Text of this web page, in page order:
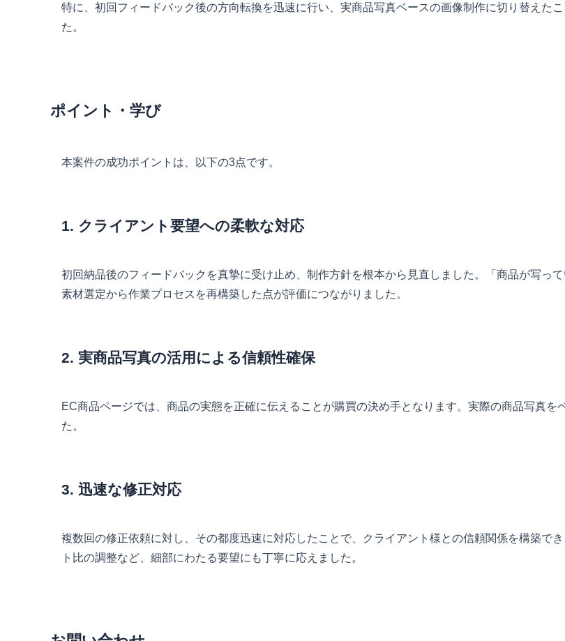
特に、初回フィードバック後の方向転換を迅速に行い、実商品写真ベースの画像制作に切り替えた
た。
ポイント・学び
本案件の成功ポイントは、以下の3点です。
1. クライアント要望への柔軟な対応
初回納品後のフィードバックを真摯に受け止め、制作方針を根本から見直しました。「商品が写っ
素材選定から作業プロセスを再構築した点が評価につながりました。
2. 実商品写真の活用による信頼性確保
EC商品ページでは、商品の実態を正確に伝えることが購買の決め手となります。実際の商品写真
た。
3. 迅速な修正対応
複数回の修正依頼に対し、その都度迅速に対応したことで、クライアント様との信頼関係を構築で
ト比の調整など、細部にわたる要望にも丁寧に応えました。